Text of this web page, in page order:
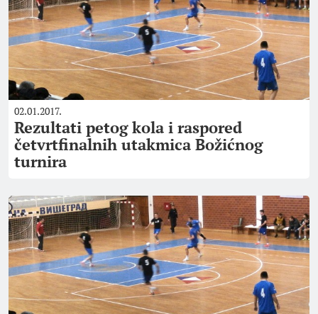
02.01.2017.
Rezultati petog kola i raspored
četvrtfinalnih utakmica Božićnog
turnira